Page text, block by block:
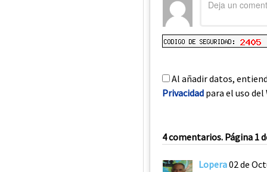
Al añadir datos,
Privacidad para el uso del
4 comentarios. Página 1
Lopera02 de